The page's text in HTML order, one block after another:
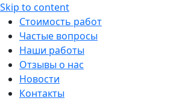
Skip to content
Стоимость работ
Частые вопросы
Наши работы
Отзывы о нас
Новости
Контакты